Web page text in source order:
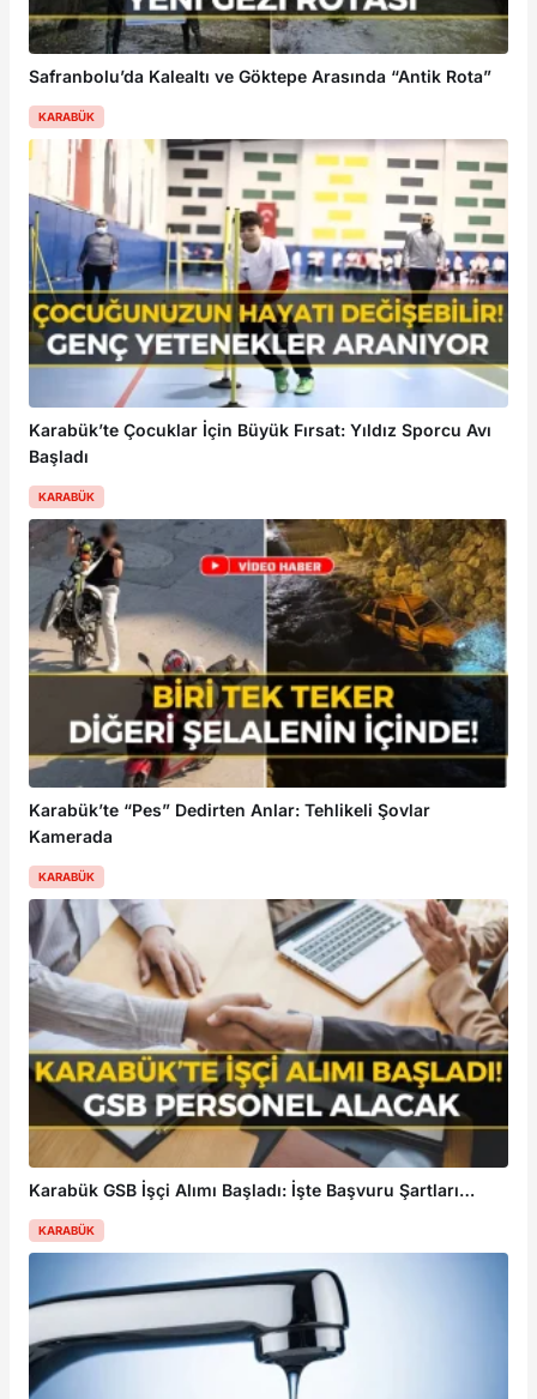
Safranbolu’da Kalealtı ve Göktepe Arasında “Antik Rota”
KARABÜK
Karabük’te Çocuklar İçin Büyük Fırsat: Yıldız Sporcu Avı
Başladı
KARABÜK
Karabük’te “Pes” Dedirten Anlar: Tehlikeli Şovlar
Kamerada
KARABÜK
Karabük GSB İşçi Alımı Başladı: İşte Başvuru Şartları
KARABÜK